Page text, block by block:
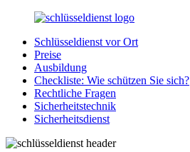
Zurück
Inhalt
SchluesseldienstDirekt.de
Ihre
Notlage
wird
gelöst!
Schlüsseldienst vor Ort
Preise
Ausbildung
Checkliste: Wie schützen Sie sich?
Rechtliche Fragen
Sicherheitstechnik
Sicherheitsdienst